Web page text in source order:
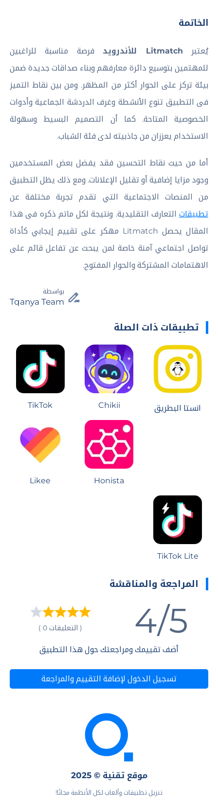
الخاتمة
يُعتبر Litmatch للأندرويد
فرصة مناسبة للراغبين
للمهتمين بتوسيع دائرة معارفهم وبناء صداقات جديدة ضمن
بيئة تركز على الحوار أكثر من المظهر. ومن بين نقاط التميز
فى التطبيق تنوع الأنشطة وغرف الدردشة الجماعية وأدوات
الخصوصية المتاحة. كما أن التصميم البسيط وسهولة
الاستخدام يعززان من جاذبيته لدى فئة الشباب.
أما من حيث نقاط التحسين فقد يفضل بعض المستخدمين
وجود مزايا إضافية أو تقليل الإعلانات. ومع ذلك يظل التطبيق
من المنصات الاجتماعية التي تقدم تجربة مختلفة عن
تطبيقات التعارف التقليدية. ونتيجة لكل ماتم ذكره فى هذا
المقال يحصل Litmatch مهكر على تقييم إيجابي كأداة
تواصل اجتماعي آمنة خاصة لمن يبحث عن تفاعل قائم على
الاهتمامات المشتركة والحوار المفتوح.
بواسطة
Tqanya Team
تطبيقات ذات الصلة
انستا البطريق Chikii
TikTok
Honista
Likee
TikTok Lite
المراجعة والمناقشة
4/5 ( التعليقات 0 )
أضف تقييمك ومراجعتك حول هذا التطبيق
تسجيل الدخول لإضافة التقييم والمراجعة
موقع تقنية © 2025
تنزيل تطبيقات وألعاب لكل الأنظمة مجانًا!